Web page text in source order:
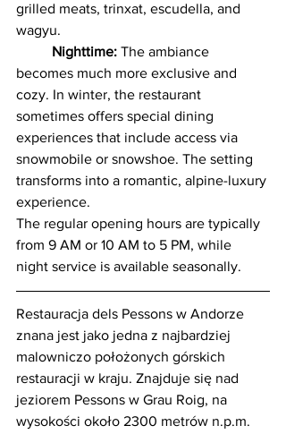
grilled meats, trinxat, escudella, and
wagyu.
Nighttime: The ambiance
becomes much more exclusive and
cozy. In winter, the restaurant
sometimes offers special dining
experiences that include access via
snowmobile or snowshoe. The setting
transforms into a romantic, alpine-luxury
experience.
The regular opening hours are typically
from 9 AM or 10 AM to 5 PM, while
night service is available seasonally.
Restauracja dels Pessons w Andorze
znana jest jako jedna z najbardziej
malowniczo położonych górskich
restauracji w kraju. Znajduje się nad
jeziorem Pessons w Grau Roig, na
wysokości około 2300 metrów n.p.m.